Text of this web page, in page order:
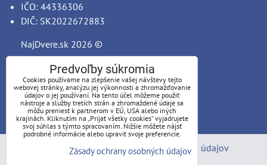
IČO: 44336306
DIČ: SK2022672883
NajDvere.sk 2026 ©
Predvoľby súkromia
Zásady ochrany osobných údajov
Predvoľby súkromia
Cookies používame na zlepšenie vašej návštevy tejto
webovej stránky, analýzu jej výkonnosti a zhromažďovanie
údajov o jej používaní. Na tento účel môžeme použiť
nástroje a služby tretích strán a zhromaždené údaje sa
môžu preniesť k partnerom v EÚ, USA alebo iných
krajinách. Kliknutím na „Prijať všetky cookies“ vyjadrujete
svoj súhlas s týmto spracovaním. Nižšie môžete nájsť
podrobné informácie alebo upraviť svoje preferencie.
Zásady ochrany osobných údajov